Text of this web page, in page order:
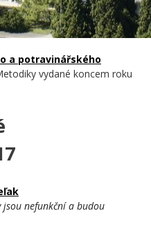
a potravinářského
vydané koncem roku
jsou nefunkční a budou